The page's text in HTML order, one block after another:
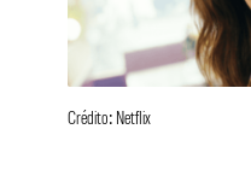
Crédito: Netflix